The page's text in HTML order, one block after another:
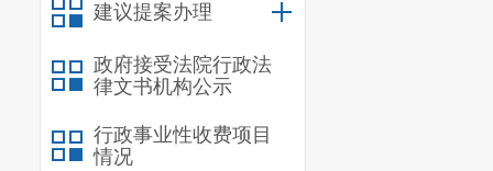
建议提案办理
政府接受法院行政法
律文书机构公示
行政事业性收费项目
情况